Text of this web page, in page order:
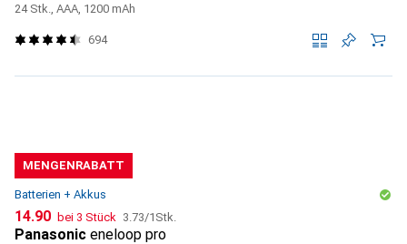
24 Stk., AAA, 1200 mAh
694
MENGENRABATT
Batterien + Akkus
CHF
14.90 bei 3 Stück CHF
3.73/1Stk.
Panasonic eneloop pro